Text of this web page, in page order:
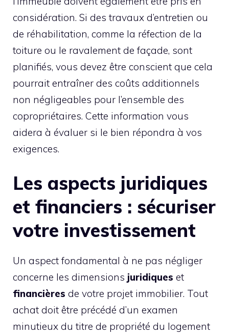
considération. Si des travaux d’entretien ou
de réhabilitation, comme la réfection de la
toiture ou le ravalement de façade, sont
planifiés, vous devez être conscient que cela
pourrait entraîner des coûts additionnels
non négligeables pour l’ensemble des
copropriétaires. Cette information vous
aidera à évaluer si le bien répondra à vos
exigences.
Les aspects juridiques
et financiers : sécuriser
votre investissement
Un aspect fondamental à ne pas négliger
concerne les dimensions juridiques et
financières de votre projet immobilier. Tout
achat doit être précédé d’un examen
minutieux du titre de propriété du logement